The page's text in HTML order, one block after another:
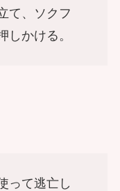
て、ソクフ
しかける。
って逃亡し